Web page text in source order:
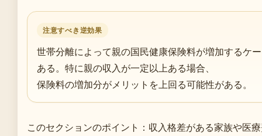
注意すべき逆効果
世帯分離によって親の国民健康保険料が増加するケ
ある。特に親の収入が一定以上ある場合、
保険料の増加分がメリットを上回る可能性がある。
このセクションのポイント：収入格差がある家族や医